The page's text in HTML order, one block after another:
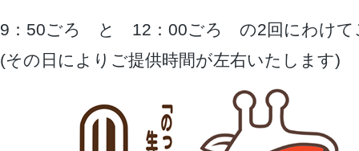
9：50ごろ と 12：00ごろ の2回にわけて
(その日によりご提供時間が左右いたします)